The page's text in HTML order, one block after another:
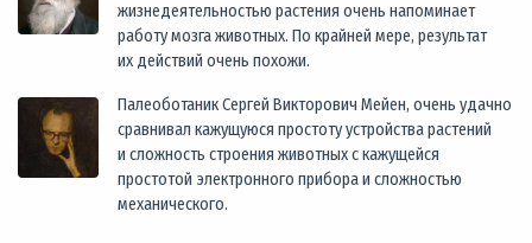
жизнедеятельностью растения очень напоминает
работу мозга животных. По крайней мере, результат
их действий очень похожи.
Палеоботаник Сергей Викторович Мейен, очень удачно
сравнивал кажущуюся простоту устройства растений
и сложность строения животных с кажущейся
простотой электронного прибора и сложностью
механического.